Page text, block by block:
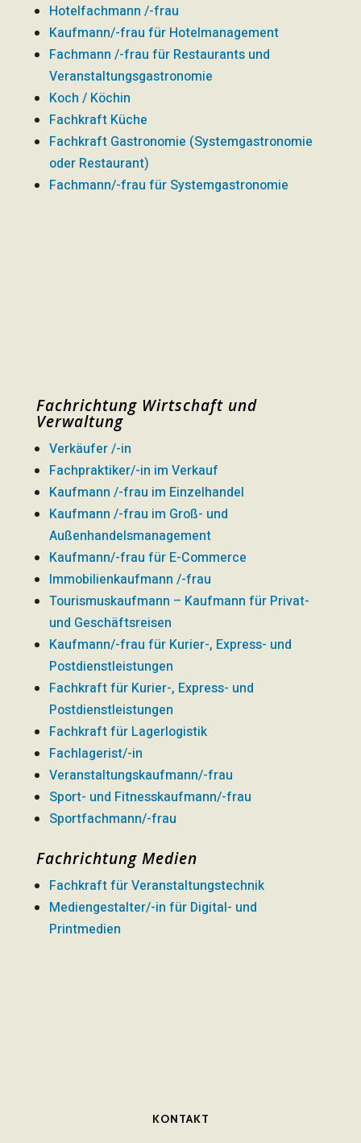
Hotelfachmann /-frau
Kaufmann/-frau für Hotelmanagement
Fachmann /-frau für Restaurants und
Veranstaltungsgastronomie
Koch / Köchin
Fachkraft Küche
Fachkraft Gastronomie (Systemgastronomie
oder Restaurant)
Fachmann/-frau für Systemgastronomie
Fachrichtung Wirtschaft und
Verwaltung
Verkäufer /-in
Fachpraktiker/-in im Verkauf
Kaufmann /-frau im Einzelhandel
Kaufmann /-frau im Groß- und
Außenhandelsmanagement
Kaufmann/-frau für E-Commerce
Immobilienkaufmann /-frau
Tourismuskaufmann – Kaufmann für Privat-
und Geschäftsreisen
Kaufmann/-frau für Kurier-, Express- und
Postdienstleistungen
Fachkraft für Kurier-, Express- und
Postdienstleistungen
Fachkraft für Lagerlogistik
Fachlagerist/-in
Veranstaltungskaufmann/-frau
Sport- und Fitnesskaufmann/-frau
Sportfachmann/-frau
Fachrichtung Medien
Fachkraft für Veranstaltungstechnik
Mediengestalter/-in für Digital- und
Printmedien
KONTAKT